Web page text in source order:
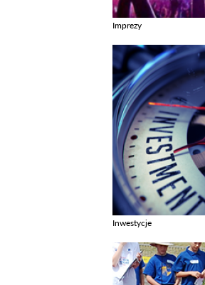
Imprezy
Inwestycje